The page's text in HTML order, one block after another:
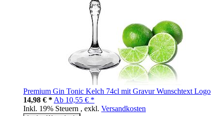
Premium Gin Tonic Kelch 74cl mit Gravur Wunschtext Logo
14,98 € * Ab 10,55 € *
Inkl. 19% Steuern , exkl. Versandkosten